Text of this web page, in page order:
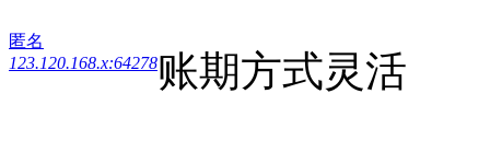
匿名
123.120.168.x:64278账期方式灵活